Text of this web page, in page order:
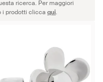
ricerca. Per maggiori
i prodotti clicca qui.